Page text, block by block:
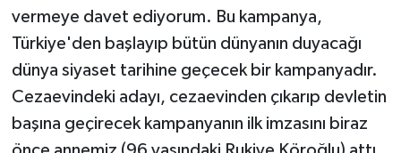
vermeye davet ediyorum. Bu kampanya,
Türkiye'den başlayıp bütün dünyanın duyacağı
dünya siyaset tarihine geçecek bir kampanyadır.
Cezaevindeki adayı, cezaevinden çıkarıp devletin
başına geçirecek kampanyanın ilk imzasını biraz